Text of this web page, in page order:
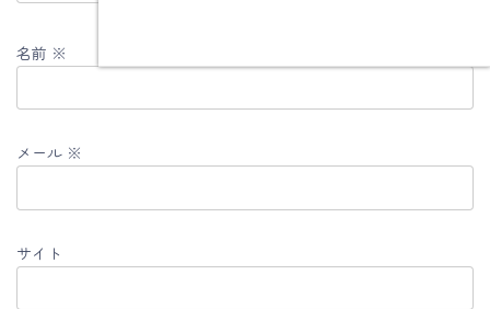
名前 ※
メール ※
サイト